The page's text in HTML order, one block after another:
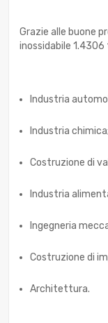
Grazie alle buone
inossidabile
Industria
Industria chimica;
Costruzione di
Industria
Ingegneria
Costruzione di
Architettura.